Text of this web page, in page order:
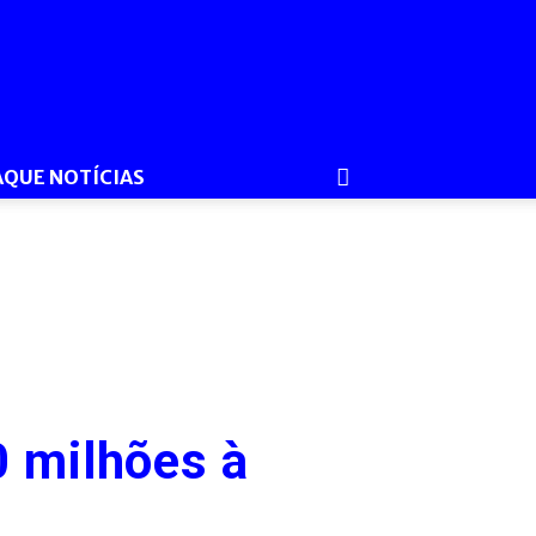
NOTÍCIAS
milhões à